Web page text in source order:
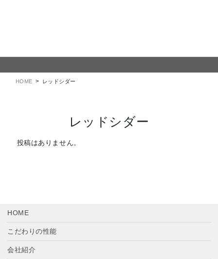
に
ョ
HOME レッドシダー
レッドシダー
投稿はありません。
HOME
こだわりの性能
会社紹介